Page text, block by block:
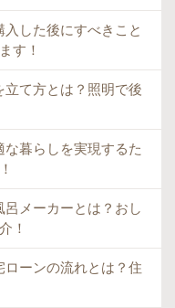
した後にすべきこと
す！
て方とは？照明で後
暮らしを実現するた
メーカーとは？おし
！
ーンの流れとは？住